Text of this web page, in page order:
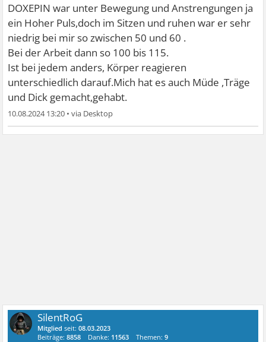
DOXEPIN war unter Bewegung und Anstrengungen ja
ein Hoher Puls,doch im Sitzen und ruhen war er sehr
niedrig bei mir so zwischen 50 und 60 .
Bei der Arbeit dann so 100 bis 115.
Ist bei jedem anders, Körper reagieren
unterschiedlich darauf.Mich hat es auch Müde ,Träge
und Dick gemacht,gehabt.
10.08.2024 13:20 •
SilentRoG
Mitglied seit:08.03.2023
Beiträge:8858 Danke: 11563 Themen:9